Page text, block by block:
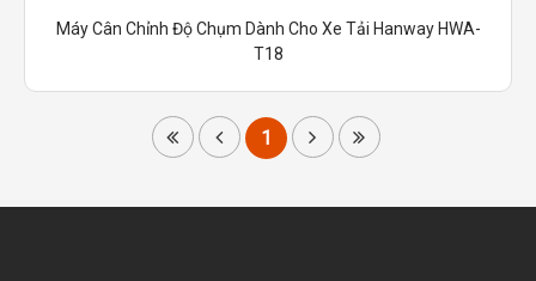
Máy Cân Chỉnh Độ Chụm Dành Cho Xe Tải Hanway HWA-
T18
1